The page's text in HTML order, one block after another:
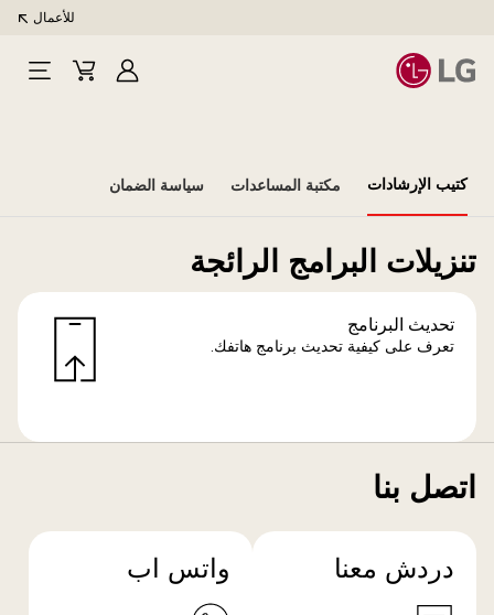
للأعمال
تسجيلCart
Open
كتيب الإرشادات مكتبة المساعدات سياسة الضمان
تنزيلات البرامج الرائجة
تحديث البرنامج
تعرف على كيفية تحديث برنامج هاتفك.
اتصل بنا
دردش معنا واتس اب